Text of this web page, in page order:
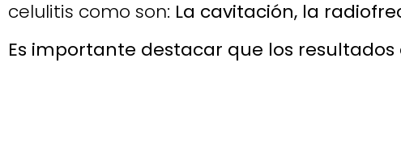
celulitis como son: La cavitación, la
Es importante destacar que los